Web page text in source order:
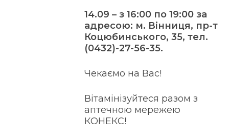
14.09 – з 16:00 по 19:00 за
адресою: м. Вінниця, пр-т
Коцюбинського, 35, тел.
(0432)-27-56-35.
Чекаємо на Вас!
Вітамінізуйтеся разом з
аптечною мережею
КОНЕКС!